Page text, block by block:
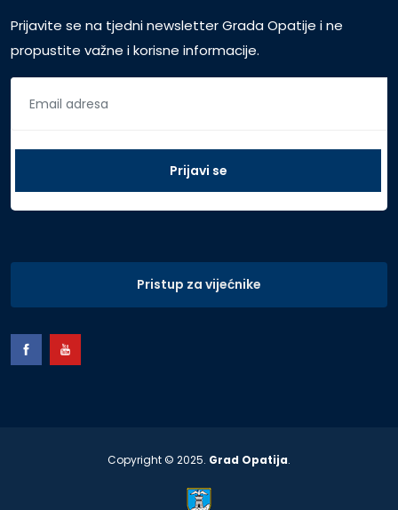
Prijavite se na tjedni newsletter Grada Opatije i ne
propustite važne i korisne informacije.
Pristup za vijećnike
Copyright © 2025. Grad Opatija.